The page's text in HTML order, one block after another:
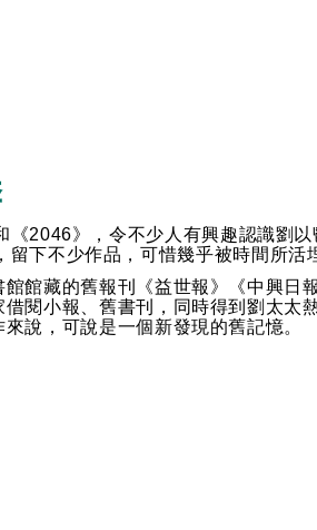
《2046》，令不少人有興趣認識劉
下不少作品，可惜幾乎被時間所活
館藏的舊報刊《益世報》《中興日
閱小報、舊書刊，同時得到劉太太
說，可說是一個新發現的舊記憶。